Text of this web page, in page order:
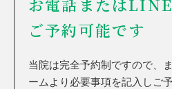
お電話または
ご予約可能です
当院は完全予約制ですので、
ームより必要事項を記入しご